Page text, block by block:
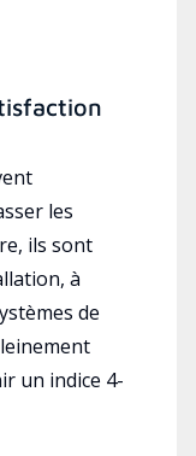
les
ils sont
à
de
un indice 4-